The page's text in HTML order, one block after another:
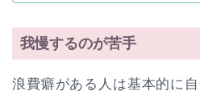
我慢するのが苦手
浪費癖がある人は基本的に